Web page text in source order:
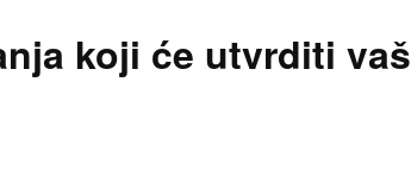
koji će utvrditi vaš